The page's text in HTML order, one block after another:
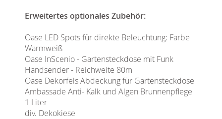
Erweitertes optionales Zubehör:
Oase LED Spots für direkte Beleuchtung: Farbe
Warmweiß
Oase InScenio - Gartensteckdose mit Funk
Handsender - Reichweite 80m
Oase Dekorfels Abdeckung für Gartensteckdose
Ambassade Anti- Kalk und Algen Brunnenpflege
1 Liter
div. Dekokiese